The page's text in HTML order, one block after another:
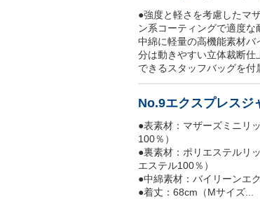
●強度と軽さを考慮したマ
ン系コーティングで適度な
中綿に軽量の高機能素材
分は動きやすい立体裁断
できるスタッフバッグを付
No.9エクスプレスジ
●表素材：マザーズミニリ
100％）
●裏素材：ポリエステルリ
エステル100％）
●中綿素材：バイリーンエ
●着丈：68cm（Mサイズ...